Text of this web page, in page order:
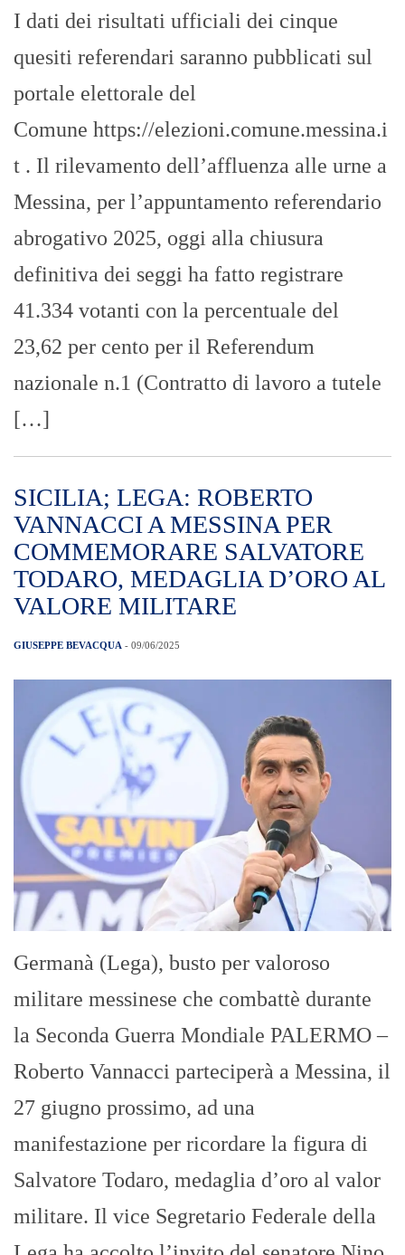
I dati dei risultati ufficiali dei cinque
quesiti referendari saranno pubblicati sul
portale elettorale del
Comune https://elezioni.comune.messina.i
t . Il rilevamento dell’affluenza alle urne a
Messina, per l’appuntamento referendario
abrogativo 2025, oggi alla chiusura
definitiva dei seggi ha fatto registrare
41.334 votanti con la percentuale del
23,62 per cento per il Referendum
nazionale n.1 (Contratto di lavoro a tutele
[…]
SICILIA; LEGA: ROBERTO
VANNACCI A MESSINA PER
COMMEMORARE SALVATORE
TODARO, MEDAGLIA D’ORO AL
VALORE MILITARE
GIUSEPPE BEVACQUA - 09/06/2025
Germanà (Lega), busto per valoroso
militare messinese che combattè durante
la Seconda Guerra Mondiale PALERMO –
Roberto Vannacci parteciperà a Messina, il
27 giugno prossimo, ad una
manifestazione per ricordare la figura di
Salvatore Todaro, medaglia d’oro al valor
militare. Il vice Segretario Federale della